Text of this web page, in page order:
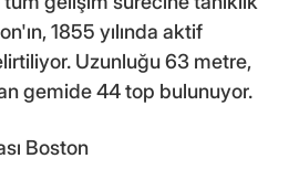
1855 yılında aktif
Uzunluğu 63 metre,
gemide 44 top bulunuyor.
Boston